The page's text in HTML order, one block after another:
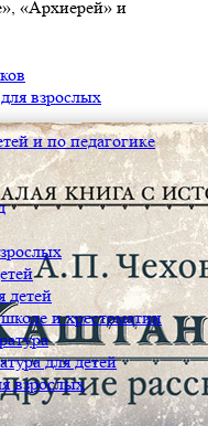
взрослых
и по педагогике
детей
и хрестоматии
для детей
взрослых
«Архиерей» и